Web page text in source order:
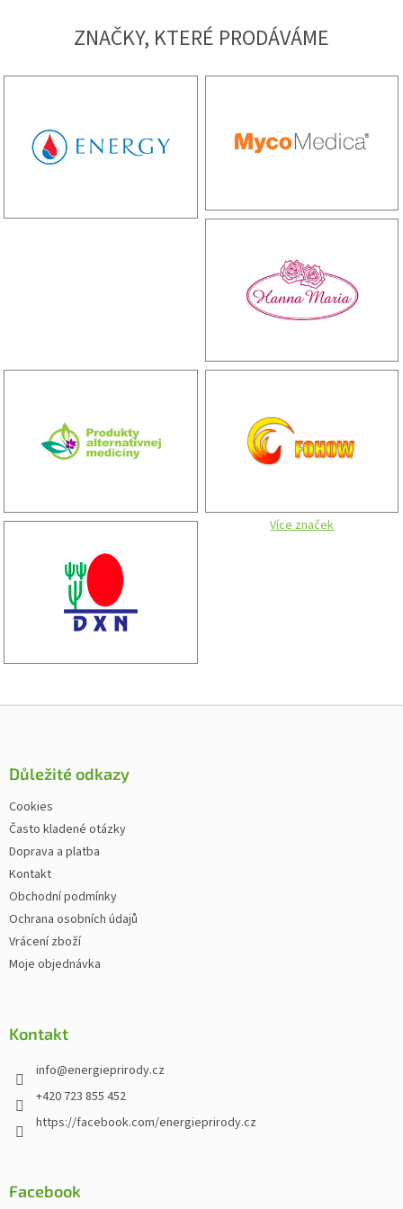
ZNAČKY, KTERÉ PRODÁVÁME
Více značek
Zápatí
Důležité odkazy
Cookies
Často kladené otázky
Doprava a platba
Kontakt
Obchodní podmínky
Ochrana osobních údajů
Vrácení zboží
Moje objednávka
Kontakt
info@energieprirody.cz
+420 723 855 452
https://facebook.com/energieprirody.cz
Facebook